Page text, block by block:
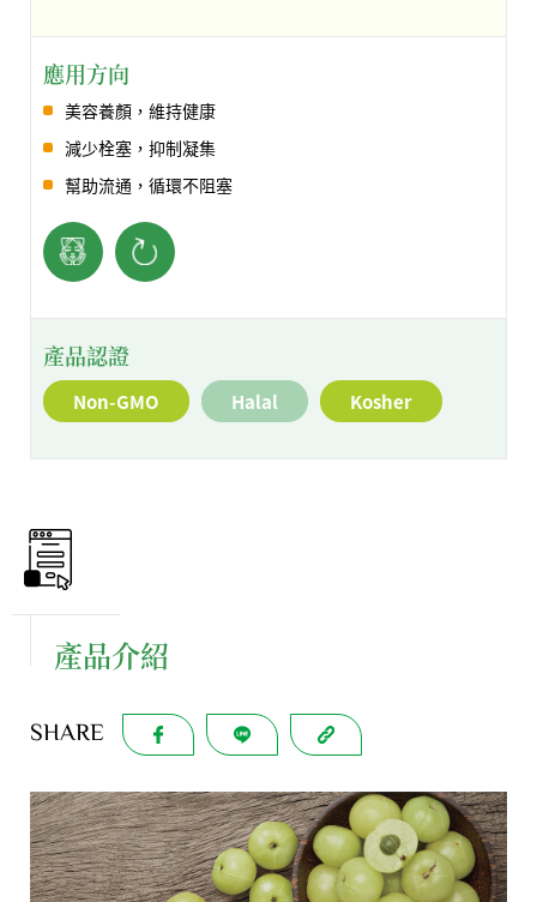
應用方向
美容養顏，維持健康
減少栓塞，抑制凝集
幫助流通，循環不阻塞
產品認證
Non-GMO Halal Kosher
產品介紹
SHARE